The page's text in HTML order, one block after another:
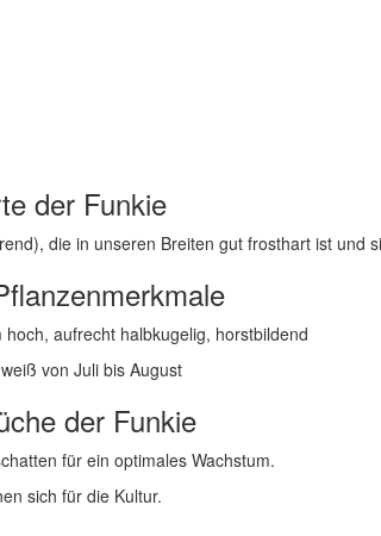
der Funkie
die in unseren Breiten gut frosthart ist und
hoch, aufrecht halbkugelig, horstbildend
von Juli bis August
der Funkie
für ein optimales Wachstum.
sich für die Kultur.